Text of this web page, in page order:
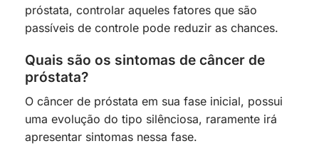
próstata, controlar aqueles fatores que são
passíveis de controle pode reduzir as chances.
Quais são os sintomas de câncer de
próstata?
O câncer de próstata em sua fase inicial, possui
uma evolução do tipo silênciosa, raramente irá
apresentar sintomas nessa fase.